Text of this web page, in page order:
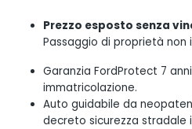
Prezzo esposto senza
Passaggio di proprietà non
Garanzia FordProtect 7
immatricolazione.
Auto guidabile da
decreto sicurezza stradale